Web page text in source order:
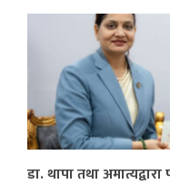
डा. थापा तथा